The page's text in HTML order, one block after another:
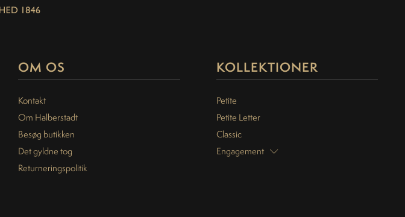
OM OS
Kontakt
Om Halberstadt
Besøg butikken
Det gyldne tog
Returneringspolitik
KOLLEKTIONER
Petite
Petite Letter
Classic
Engagement